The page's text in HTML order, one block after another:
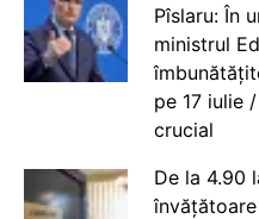
Pîslaru: În
ministrul
pe 17 iulie
crucial
De la 4.90